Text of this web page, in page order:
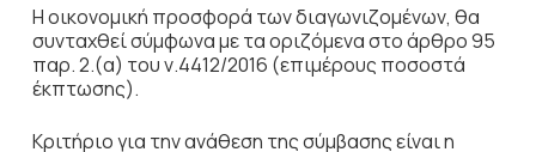
Η οικονομική προσφορά των διαγωνιζομένων, θα
συνταχθεί σύμφωνα με τα οριζόμενα στο άρθρο 95
παρ. 2.(α) του ν.4412/2016 (επιμέρους ποσοστά
έκπτωσης).
Κριτήριο για την ανάθεση της σύμβασης είναι η